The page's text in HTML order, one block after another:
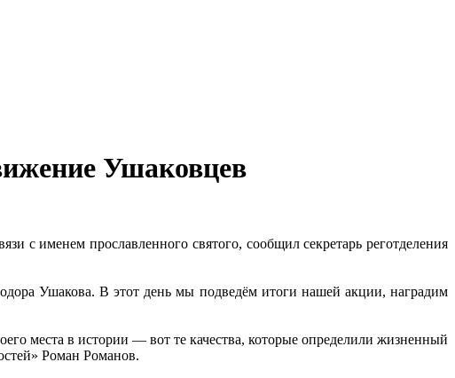
Ушаковцев
именем прославленного святого, сообщил секретарь реготделения
Ушакова. В этот день мы подведём итоги нашей акции, наградим
места в истории — вот те качества, которые определили жизненный
Роман Романов.